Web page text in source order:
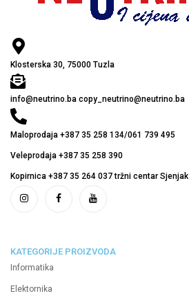
Klosterska 30, 75000 Tuzla
info@neutrino.ba copy_neutrino@neutrino.ba
Maloprodaja +387 35 258 134/061 739 495
Veleprodaja +387 35 258 390
Kopirnica +387 35 264 037 tržni centar Sjenjak
KATEGORIJE PROIZVODA
Informatika
Elektornika